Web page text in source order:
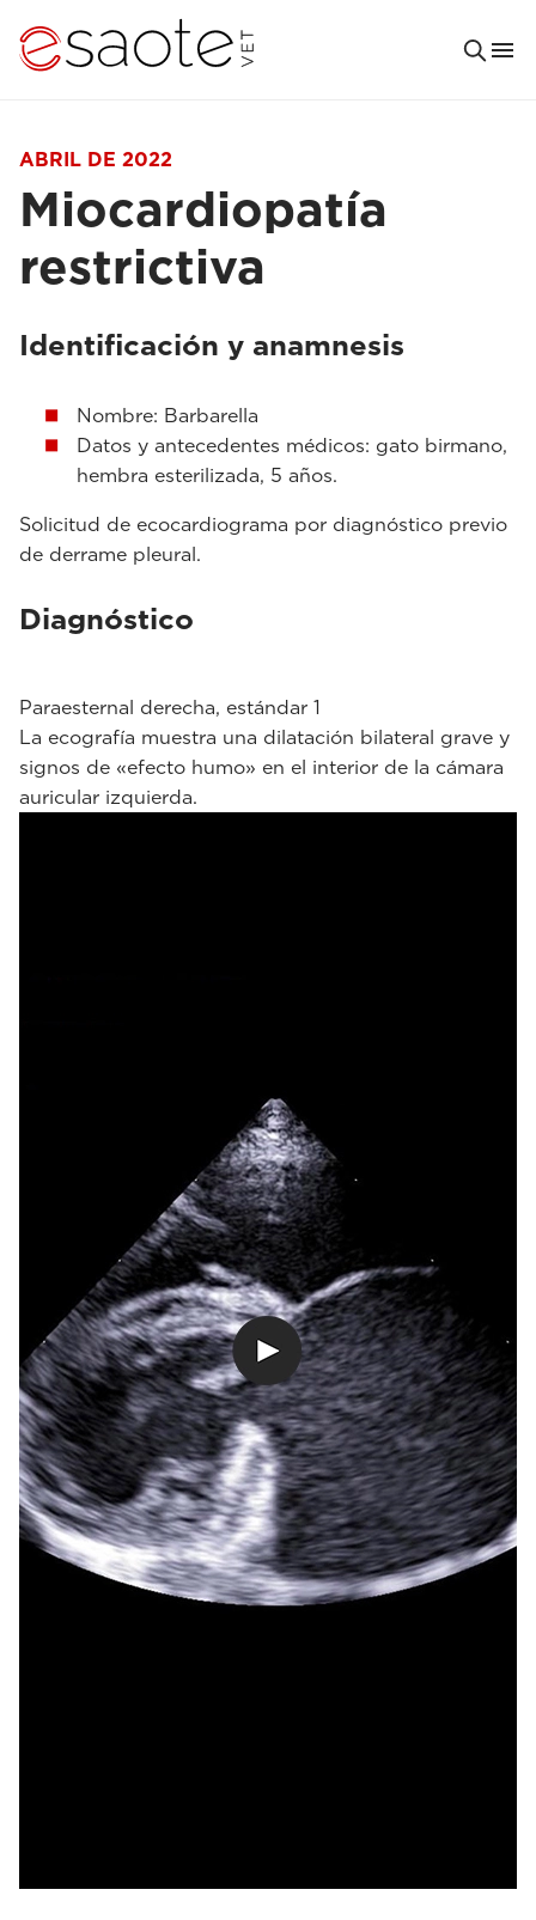
ABRIL DE 2022
Miocardiopatía
restrictiva
Identificación y anamnesis
Nombre: Barbarella
Datos y antecedentes médicos: gato birmano,
hembra esterilizada, 5 años.
Solicitud de ecocardiograma por diagnóstico previo
de derrame pleural.
Diagnóstico
Paraesternal derecha, estándar 1
La ecografía muestra una dilatación bilateral grave y
signos de «efecto humo» en el interior de la cámara
auricular izquierda.